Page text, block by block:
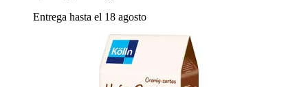
Entrega hasta el 18 agosto